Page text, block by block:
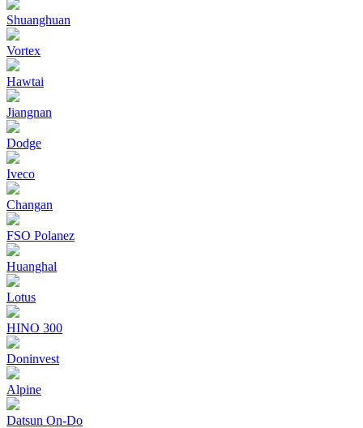
Shuanghuan
Vortex
Hawtai
Jiangnan
Dodge
Iveco
Changan
FSO Polanez
Huanghal
Lotus
HINO 300
Doninvest
Alpine
Datsun On-Do